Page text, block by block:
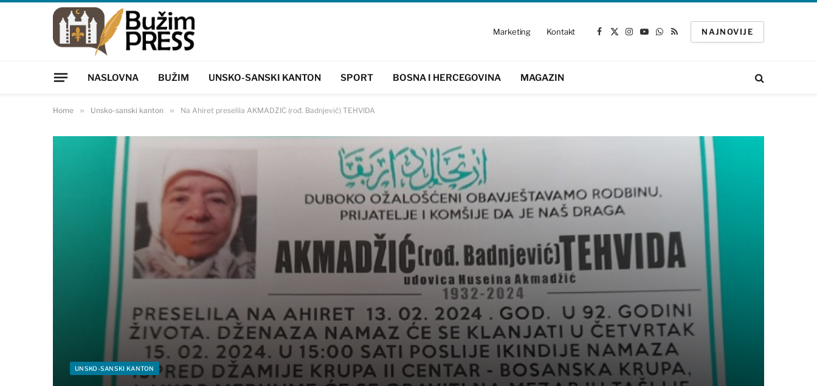
Marketing Kontakt
Facebook
X
Instagram
YouTube
WhatsApp
RSS
NAJNOVIJE
NASLOVNA BUŽIM UNSKO-SANSKI KANTON SPORT BOSNA I HERCEGOVINA MAGAZIN
Home » Unsko-sanski kanton » Na Ahiret preselila AKMADŽIĆ (rođ. Badnjević) TEHVIDA
UNSKO-SANSKI KANTON